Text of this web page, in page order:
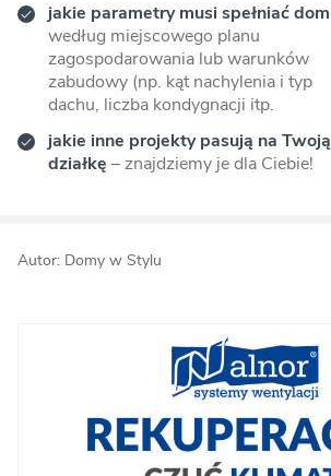
jakie parametry musi spełniać dom
według miejscowego planu
zagospodarowania lub warunków
zabudowy (np. kąt nachylenia i typ
dachu, liczba kondygnacji itp.
jakie inne projekty pasują na Twoją
działkę – znajdziemy je dla Ciebie!
Autor: Domy w Stylu